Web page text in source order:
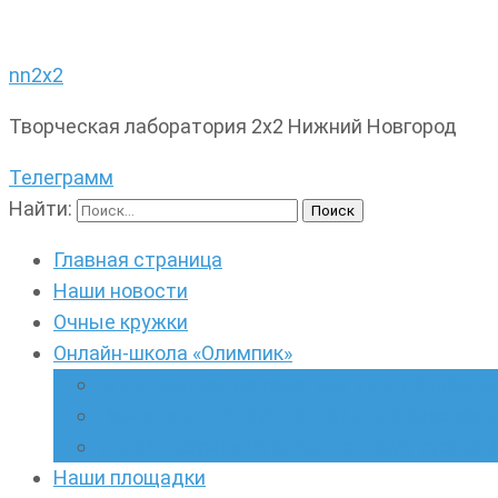
nn2x2
Творческая лаборатория 2х2 Нижний Новгород
Телеграмм
Найти:
Главная страница
Наши новости
Очные кружки
Онлайн-школа «Олимпик»
Наши площадки